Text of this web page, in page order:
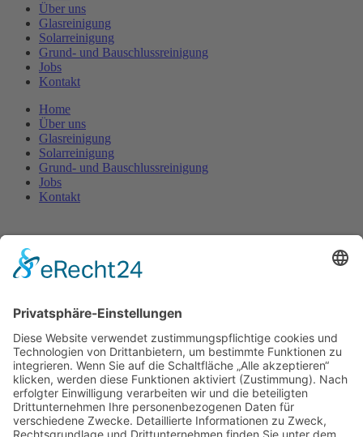
Über uns
Glasreinigung
Solarreinigung
Grund- und Bauschlussreinigung
Jobs
Kontakt
Home
Über uns
Glasreinigung
Solarreinigung
Grund- und Bauschlussreinigung
Jobs
Kontakt
Über uns
Glasreinigung
Grund- und Bauschlussreinigung
Jobs
Kontakt
Home
Über uns
Glasreinigung
Solarreinigung
Grund- und Bauschlussreinigung